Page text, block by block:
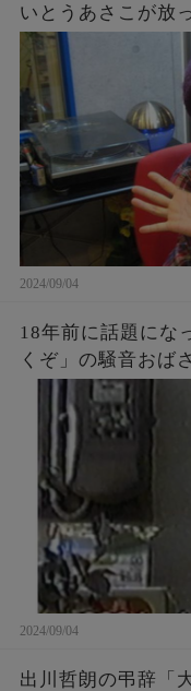
いとうあさこが放
2024/09/04
18年前に話題にな
くぞ」の騒音おば
2024/09/04
出川哲朗の弔辞「